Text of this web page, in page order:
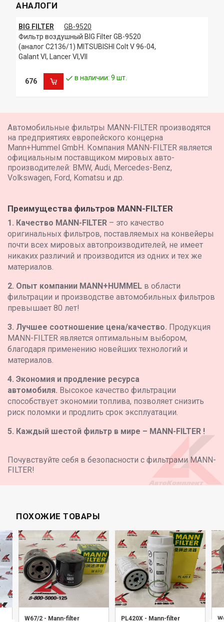
АНАЛОГИ
BIG FILTER
GB-9520
Фильтр воздушный BIG Filter GB-9520
(аналог C2136/1) MITSUBISHI Colt V 96-04,
Galant VI, Lancer VI,VII
676 в наличии: 9 шт.
Автомобильные фильтры MANN-FILTER производятся
на предприятиях европейского концерна
Mann+Hummel GmbH. Компания MANN-FILTER является
официальным поставщиком мировых авто-
производителей: BMW, Audi, Mercedes-Benz,
Volkswagen, Ford, Komatsu и др.
Преимущества фильтров MANN-FILTER
1. Качество MANN-FILTER – это качество
оригинальных фильтров, поставляемых на конвейеры
почти всех мировых автопроизводителей, не имеет
никаких различий и производится из одних и тех же
материалов.
2. Опыт компании MANN+HUMMEL в области
фильтрации и производстве автомобильных фильтров
превышает 80 лет!
3. Лучшее соотношение цена/качество. Продукция
MANN-FILTER является оптимальным выбором,
благодаря применению новейших технологий и
материалов.
4. Экономия и продление ресурса
автомобиля. Высокое качество фильтрации
способствует экономии топлива, позволяет снизить
риск поломки и продлить срок эксплуатации.
5. Каждый шестой фильтр в мире – MANN-FILTER !
Почувствуйте себя в безопасности с фильтрами MANN-
FILTER!
ПОХОЖИЕ ТОВАРЫ
W67/2 - Mann-filter PL420X - Mann-filter